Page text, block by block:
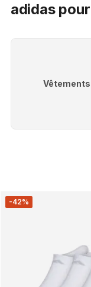
adidas
Vêtements
-42%